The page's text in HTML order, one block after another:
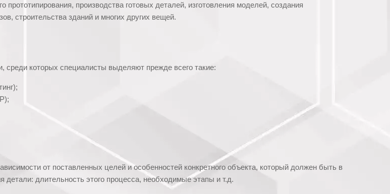
прототипирования, производства готовых деталей, изготовления моделей, создания
строительства зданий и многих других вещей.
которых специалисты выделяют прежде всего такие:
от поставленных целей и особенностей конкретного объекта, который должен быть в
детали: длительность этого процесса, необходимые этапы и т.д.